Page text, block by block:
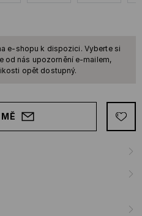
e-shopu k dispozici. Vyberte si
od nás upozornění e-mailem,
opět dostupný.